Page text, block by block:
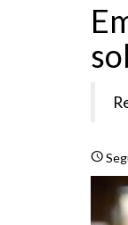
schedule